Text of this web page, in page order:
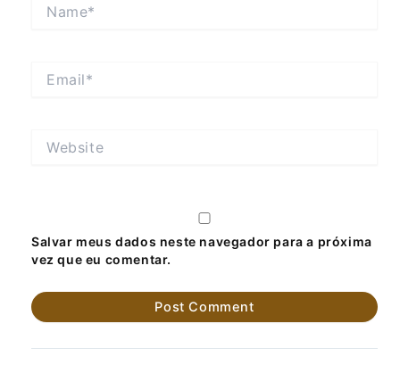
Salvar meus dados neste navegador para a próxima
vez que eu comentar.